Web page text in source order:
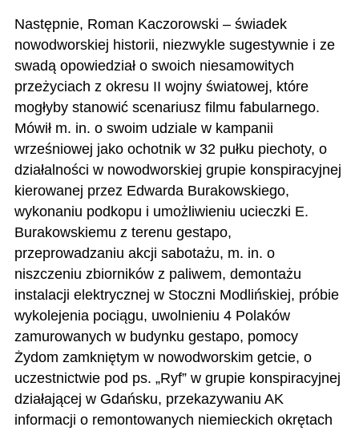
Następnie, Roman Kaczorowski – świadek
nowodworskiej historii, niezwykle sugestywnie i ze
swadą opowiedział o swoich niesamowitych
przeżyciach z okresu II wojny światowej, które
mogłyby stanowić scenariusz filmu fabularnego.
Mówił m. in. o swoim udziale w kampanii
wrześniowej jako ochotnik w 32 pułku piechoty, o
działalności w nowodworskiej grupie konspiracyjnej
kierowanej przez Edwarda Burakowskiego,
wykonaniu podkopu i umożliwieniu ucieczki E.
Burakowskiemu z terenu gestapo,
przeprowadzaniu akcji sabotażu, m. in. o
niszczeniu zbiorników z paliwem, demontażu
instalacji elektrycznej w Stoczni Modlińskiej, próbie
wykolejenia pociągu, uwolnieniu 4 Polaków
zamurowanych w budynku gestapo, pomocy
Żydom zamkniętym w nowodworskim getcie, o
uczestnictwie pod ps. „Ryf” w grupie konspiracyjnej
działającej w Gdańsku, przekazywaniu AK
informacji o remontowanych niemieckich okrętach